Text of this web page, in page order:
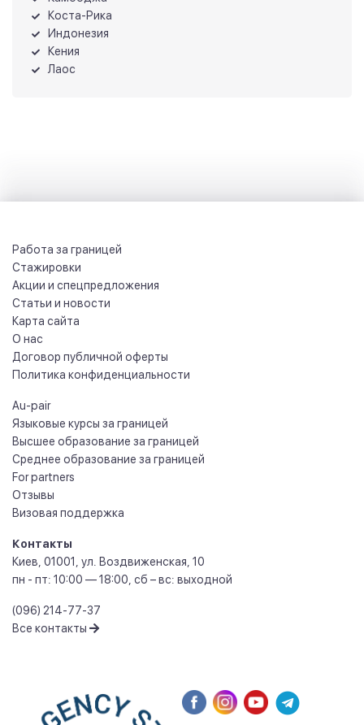
Коста-Рика
Индонезия
Кения
Лаос
Работа за границей
Стажировки
Акции и спецпредложения
Статьи и новости
Карта сайта
О нас
Договор публичной оферты
Политика конфиденциальности
Au-pair
Языковые курсы за границей
Высшее образование за границей
Среднее образование за границей
For partners
Отзывы
Визовая поддержка
Контакты
Киев 01001
ул. Воздвиженская, 10
пн - пт: 10:00 — 18:00, сб – вс: выходной
(096) 214-77-37
Все контакты